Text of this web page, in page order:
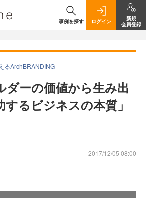
事例を探す ログイン
新規
会員登録
るArchBRANDING
ダーの価値から生み出
するビジネスの本質」
2017/12/05 08:00